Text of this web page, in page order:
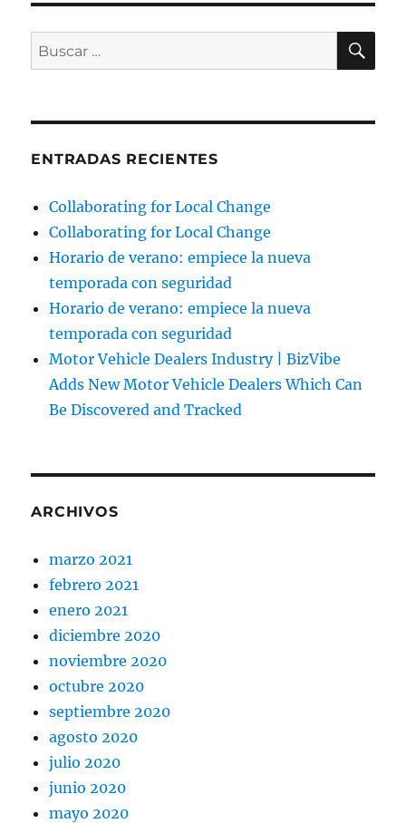
Buscar
por:
ENTRADAS RECIENTES
Collaborating for Local Change
Collaborating for Local Change
Horario de verano: empiece la nueva
temporada con seguridad
Horario de verano: empiece la nueva
temporada con seguridad
Motor Vehicle Dealers Industry | BizVibe
Adds New Motor Vehicle Dealers Which Can
Be Discovered and Tracked
ARCHIVOS
marzo 2021
febrero 2021
enero 2021
diciembre 2020
noviembre 2020
octubre 2020
septiembre 2020
agosto 2020
julio 2020
junio 2020
mayo 2020